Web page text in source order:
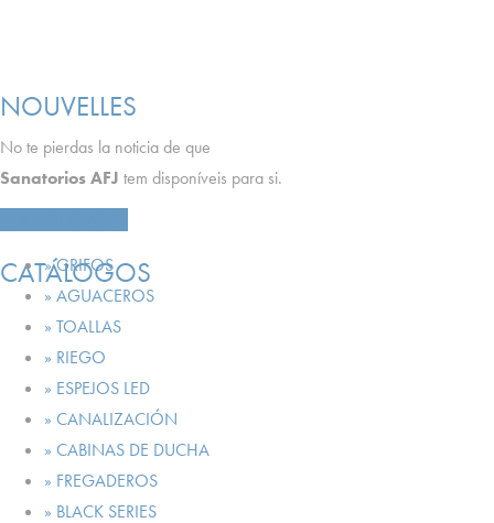
NOUVELLES
No te pierdas la noticia de que
Sanatorios AFJ tem disponíveis para si.
CATÁLOGOS
» GRIFOS
» AGUACEROS
» TOALLAS
» RIEGO
» ESPEJOS LED
» CANALIZACIÓN
» CABINAS DE DUCHA
» FREGADEROS
» BLACK SERIES